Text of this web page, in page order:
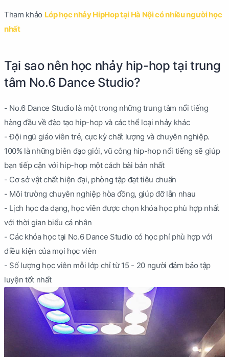
Tham khảo Lớp học nhảy HipHop tại Hà Nội có nhiều người học
nhất
Tại sao nên học nhảy hip-hop tại trung
tâm No.6 Dance Studio?
- No.6 Dance Studio là một trong những trung tâm nổi tiếng
hàng đầu về đào tạo hip-hop và các thể loại nhảy khác
- Đội ngũ giáo viên trẻ, cực kỳ chất lượng và chuyên nghiệp.
100% là những biên đạo giỏi, vũ công hip-hop nổi tiếng sẽ giúp
bạn tiếp cận với hip-hop một cách bài bản nhất
- Cơ sở vật chất hiện đại, phòng tập đạt tiêu chuẩn
- Môi trường chuyên nghiệp hòa đồng, giúp đỡ lẫn nhau
- Lịch học đa dạng, học viên được chọn khóa học phù hợp nhất
với thời gian biểu cá nhân
- Các khóa học tại No.6 Dance Studio có học phí phù hợp với
điều kiện của mọi học viên
- Số lượng học viên mỗi lớp chỉ từ 15 - 20 người đảm bảo tập
luyện tốt nhất